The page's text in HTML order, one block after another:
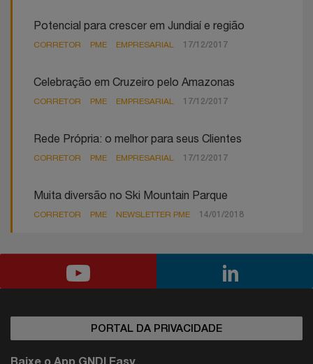
Potencial para crescer em Jundiaí e região
CORRETOR PME EMPRESARIAL 17/12/2017
Celebração em Cruzeiro pelo Amazonas
CORRETOR PME EMPRESARIAL 17/12/2017
Rede Própria: o melhor para seus Clientes
CORRETOR PME EMPRESARIAL 17/12/2017
Muita diversão no Ski Mountain Parque
CORRETOR PME NEWSLETTER PME 14/01/2018
PORTAL DA PRIVACIDADE
Baixe o App GNDI Easy